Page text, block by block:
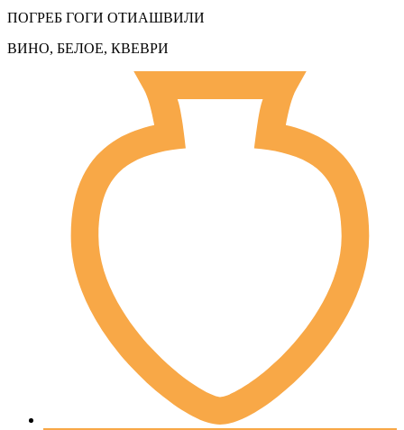
ПОГРЕБ ГОГИ ОТИАШВИЛИ
ВИНО, БЕЛОЕ, КВЕВРИ